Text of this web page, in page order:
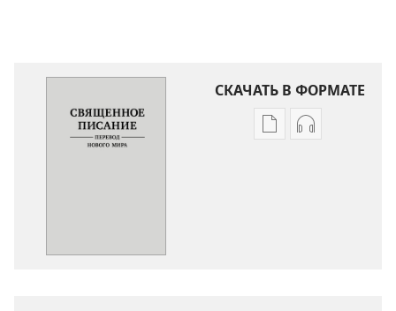
СКАЧАТЬ В ФОРМАТЕ
ВариантыВарианты